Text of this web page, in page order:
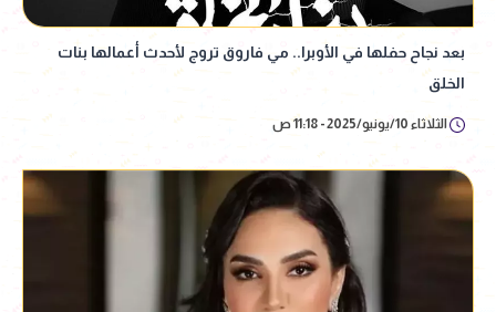
بعد نجاح حفلها في الأوبرا.. مي فاروق تروج لأحدث أعمالها بنات
الخلق
الثلاثاء 10/يونيو/2025 - 11:18 ص